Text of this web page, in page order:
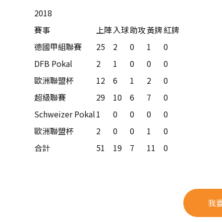
2018
賽事
上陣入球助攻黃牌紅牌
德國甲組聯賽
25 2 0 1
0
DFB Pokal
2 1 0 0
0
歐洲聯盟杯
12 6 1 2
0
超級聯賽
29 10 6 7
0
Schweizer Pokal1 0 0 0
0
歐洲聯盟杯
2 0 0 1
0
合計
51 19 7 11 0
我